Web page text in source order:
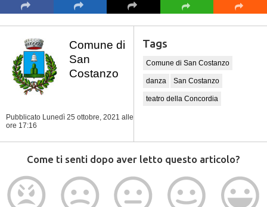
Comune di
San
Costanzo
Pubblicato Lunedì 25 ottobre, 2021 alle
ore 17:16
Tags
Comune di San Costanzo
danza San Costanzo
teatro della Concordia
Come ti senti dopo aver letto questo articolo?